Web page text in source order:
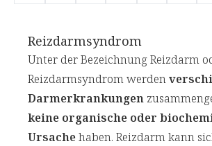
Reizdarmsyndrom
Unter der Bezeichnung Reizdarm
Reizdarmsyndrom werden
Darmerkrankungen
keine organische oder
Ursachehaben. Reizdarm kann